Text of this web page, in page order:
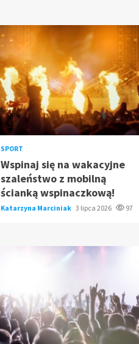
SPORT
Wspinaj się na wakacyjne
szaleństwo z mobilną
ścianką wspinaczkową!
Katarzyna Marciniak 3 lipca 2026 97